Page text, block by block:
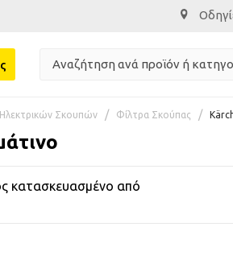
Ηλεκτρικών Σκουπών Φίλτρα Σκούπας
κατασκευασμένο από